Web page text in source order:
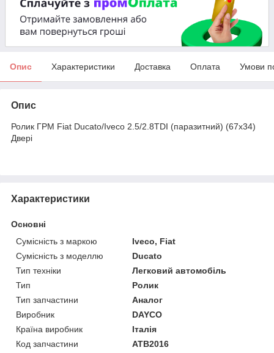
Опис Характеристики Доставка Оплата Умови
Опис
Ролик ГРМ Fiat Ducato/Iveco 2.5/2.8TDI (паразитний) (67х34)
Двері
Характеристики
Основні
Сумісність з маркою
Iveco, Fiat
Сумісність з моделлю
Ducato
Тип техніки
Легковий автомобіль
Тип
Ролик
Тип запчастини
Аналог
Виробник
DAYCO
Країна виробник
Італія
Код запчастини
ATB2016